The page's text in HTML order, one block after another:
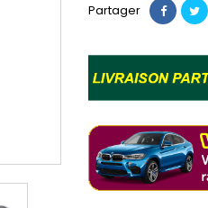
Partager